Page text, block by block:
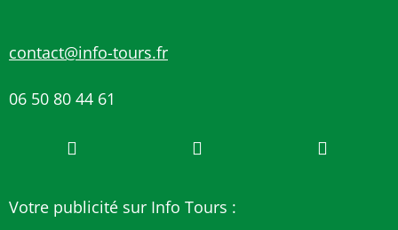
contact@info-tours.fr
06 50 80 44 61
Votre publicité sur Info Tours :